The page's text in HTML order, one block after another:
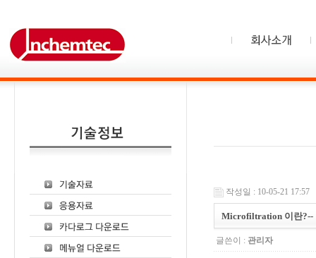
작성일 : 10-05-21 17:57
Microfiltration 이란?--
글쓴이 : 관리자